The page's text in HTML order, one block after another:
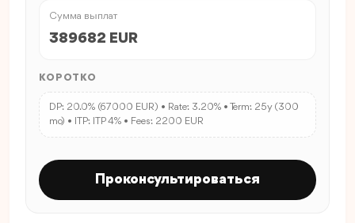
Сумма выплат
389682 EUR
КОРОТКО
DP: 20.0% (67000 EUR) • Rate: 3.20% • Term: 25y (300
mo) • ITP: ITP 4% • Fees: 2200 EUR
Проконсультироваться